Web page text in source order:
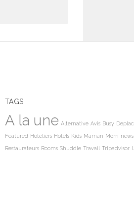
TAGS
A la une Alternative Avis Busy
Featured Hoteliers Hotels Kids Maman Mom news
Restaurateurs Rooms Shuddle Travail Tripadvisor